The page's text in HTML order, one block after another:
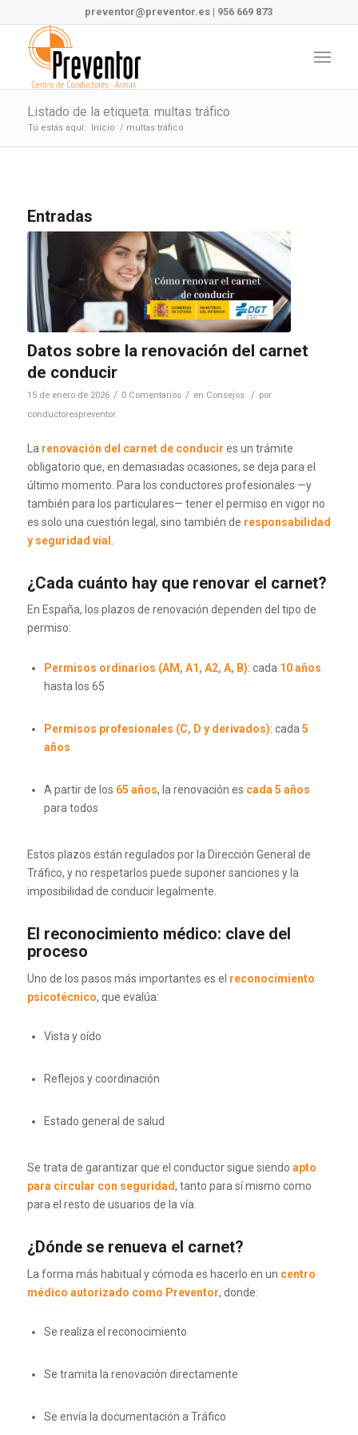
preventor@preventor.es | 956 669 873
Listado de la etiqueta: multas tráfico
Tú estás aquí: Inicio / multas tráfico
Entradas
Datos sobre la renovación del carnet
de conducir
15 de enero de 2026 / 0 Comentarios / en Consejos / por
conductorespreventor
La renovación del carnet de conducir es un trámite
obligatorio que, en demasiadas ocasiones, se deja para el
último momento. Para los conductores profesionales —y
también para los particulares— tener el permiso en vigor no
es solo una cuestión legal, sino también de responsabilidad
y seguridad vial
¿Cada cuánto hay que renovar el carnet?
En España, los plazos de renovación dependen del tipo de
permiso:
Permisos ordinarios (AM, A1, A2, A, B): cada 10 años
hasta los 65
Permisos profesionales (C, D y derivados): cada 5
años
A partir de los 65 años, la renovación es cada 5 años
para todos
Estos plazos están regulados por la Dirección General de
Tráfico, y no respetarlos puede suponer sanciones y la
imposibilidad de conducir legalmente.
El reconocimiento médico: clave del
proceso
Uno de los pasos más importantes es el reconocimiento
psicotécnico, que evalúa:
Vista y oído
Reflejos y coordinación
Estado general de salud
Se trata de garantizar que el conductor sigue siendo apto
para circular con seguridad, tanto para sí mismo como
para el resto de usuarios de la vía.
¿Dónde se renueva el carnet?
La forma más habitual y cómoda es hacerlo en un centro
médico autorizado como Preventor, donde:
Se realiza el reconocimiento
Se tramita la renovación directamente
Se envía la documentación a Tráfico